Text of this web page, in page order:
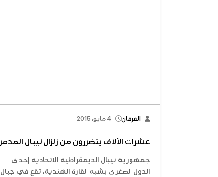
الفرقان 4 مايو، 2015
عشرات الآلاف يتضررون من زلزال نيبال المدمر
جمهورية نيبال الديمقراطية الاتحادية إحدى
الدول الصغرى بشبه القارة الهندية، تقع في جبال